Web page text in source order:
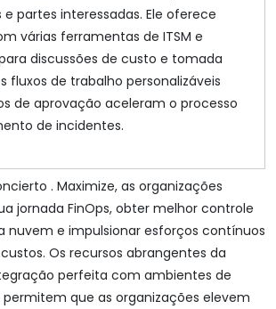
partes interessadas. Ele oferece
várias ferramentas de ITSM e
discussões de custo e tomada
fluxos de trabalho personalizáveis
de aprovação aceleram o processo
de incidentes.
. Maximize, as organizações
jornada FinOps, obter melhor controle
nuvem e impulsionar esforços contínuos
Os recursos abrangentes da
perfeita com ambientes de
que as organizações elevem